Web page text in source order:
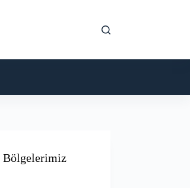
Bölgelerimiz